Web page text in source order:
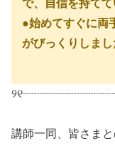
で、自信を持てて
●始めてすぐに両
がびっくりしまし
講師一同、皆さま